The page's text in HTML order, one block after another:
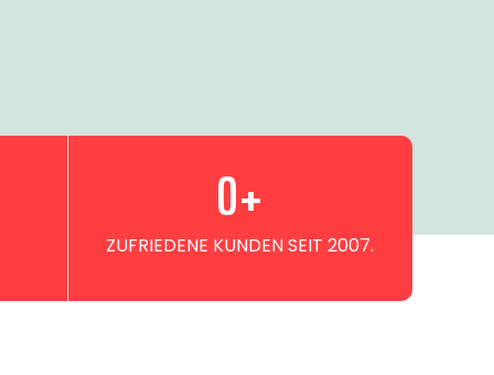
ZUFRIEDENE KUNDEN SEIT 2007.
0+